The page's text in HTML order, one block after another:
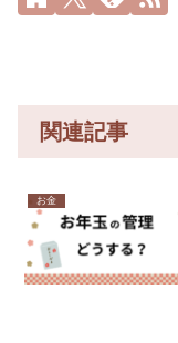
関連記事
お金